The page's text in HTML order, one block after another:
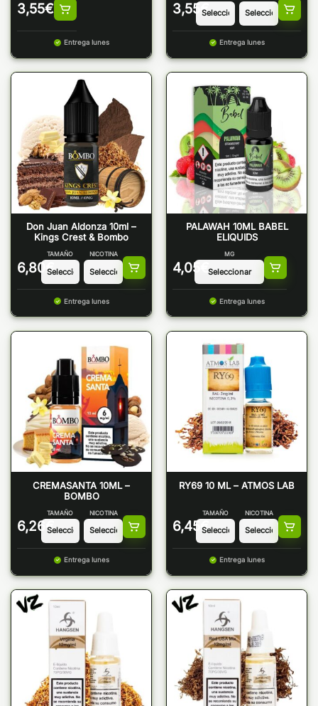
3,55€
Entrega lunes
3,55 €
Entrega lunes
Don Juan Aldonza 10ml –
Kings Crest & Bombo
6,80 €
TAMAÑO NICOTINA
Entrega lunes
PALAWAH 10ML BABEL
ELIQUIDS
4,05 €
MG
Entrega lunes
CREMASANTA 10ML –
BOMBO
6,26 €
TAMAÑO NICOTINA
Entrega lunes
RY69 10 ML – ATMOS LAB
6,45 €
TAMAÑO NICOTINA
Entrega lunes